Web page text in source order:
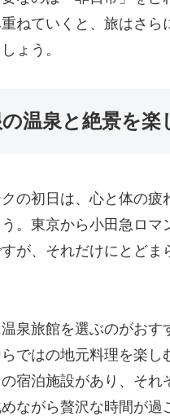
ねていくと、旅はさ
ょう。
温泉と絶景を楽
の初日は、心と体の
。東京から小田急ロ
が、それだけにとど
泉旅館を選ぶのがお
ではの地元料理を楽
宿泊施設があり、そ
ながら贅沢な時間が過